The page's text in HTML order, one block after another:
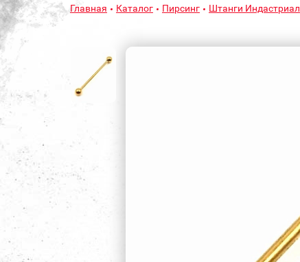
Главная Каталог Пирсинг Штанги Индастриал